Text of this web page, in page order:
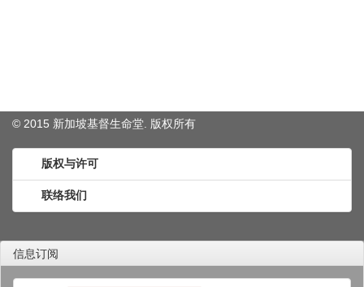
© 2015 新加坡基督生命堂. 版权所有
版权与许可
联络我们
信息订阅